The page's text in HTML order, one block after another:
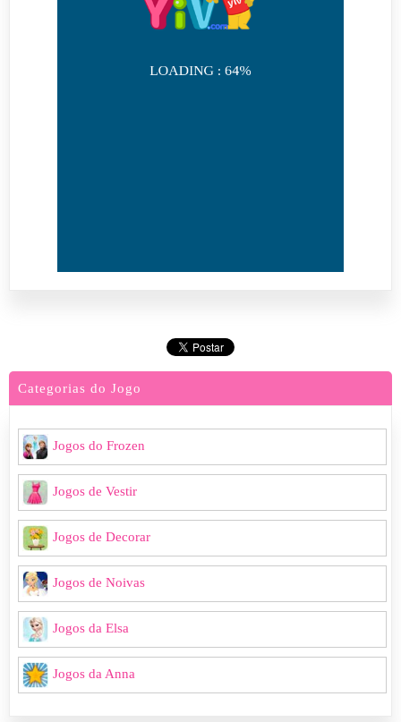
Categorias do Jogo
Jogos do Frozen
Jogos de Vestir
Jogos de Decorar
Jogos de Noivas
Jogos da Elsa
Jogos da Anna